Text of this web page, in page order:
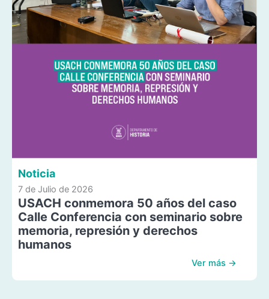
Noticia
7 de Julio de 2026
USACH conmemora 50 años del caso
Calle Conferencia con seminario sobre
memoria, represión y derechos
humanos
Ver más →